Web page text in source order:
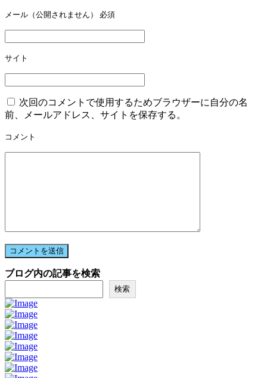
ョ
ン
メール（公開されません） 必須
サイト
次回のコメントで使用するためブラウザーに自分の名
前、メールアドレス、サイトを保存する。
コメント
ブログ内の記事を検索
検索